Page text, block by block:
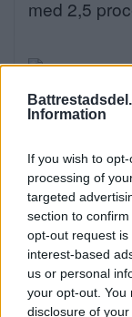
Information
If you wish to
processing of
targeted
section to
opt-out request
interest-based
us or personal
your opt-out. You
disclosure of
med 2,5
Poppe
kan
Nästa vecka
Annons: